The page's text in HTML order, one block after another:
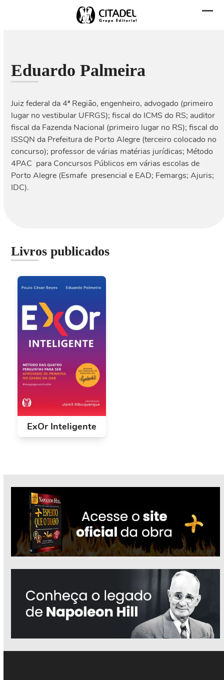
Eduardo Palmeira
Juiz federal da 4ª Região, engenheiro, advogado (primeiro
lugar no vestibular UFRGS); fiscal do ICMS do RS; auditor
fiscal da Fazenda Nacional (primeiro lugar no RS); fiscal do
ISSQN da Prefeitura de Porto Alegre (terceiro colocado no
concurso); professor de várias matérias jurídicas; Método
4PAC  para Concursos Públicos em várias escolas de
Porto Alegre (Esmafe  presencial e EAD; Femargs; Ajuris;
IDC).
Livros publicados
ExOr Inteligente